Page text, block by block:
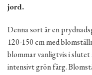
jord.
Denna sort är en
120-150 cm med
blommar vanligtvis i slutet
intensivt grön färg.